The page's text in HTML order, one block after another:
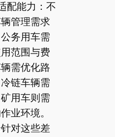
配能力：不
管理需求
务用车需
范围与费
需优化路
链车辆需
用车则需
业环境。
对这些差